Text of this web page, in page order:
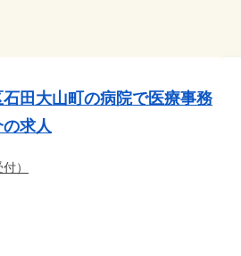
田大山町の病院で医療事務
求人
付）